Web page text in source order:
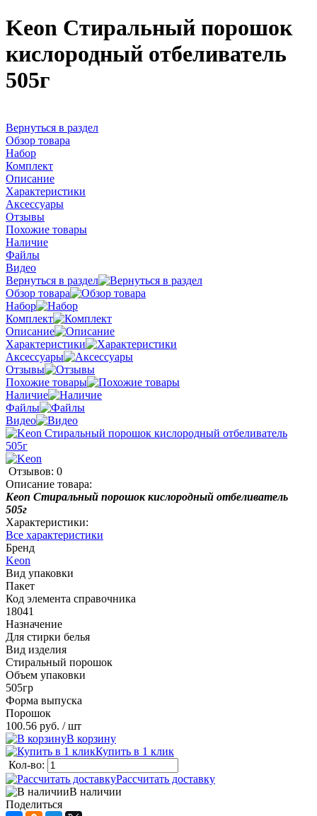
Keon Стиральный порошок
кислородный отбеливатель
505г
Вернуться в раздел
Обзор товара
Набор
Комплект
Описание
Характеристики
Аксессуары
Отзывы
Похожие товары
Наличие
Файлы
Видео
Вернуться в раздел
Обзор товара
Набор
Комплект
Описание
Характеристики
Аксессуары
Отзывы
Похожие товары
Наличие
Файлы
Видео
Отзывов: 0
Описание товара:
Keon Стиральный порошок кислородный отбеливатель
505г
Характеристики:
Все характеристики
Бренд
Keon
Вид упаковки
Пакет
Код элемента справочника
18041
Назначение
Для стирки белья
Вид изделия
Стиральный порошок
Объем упаковки
505гр
Форма выпуска
Порошок
100.56 руб. / шт
В корзину
Купить в 1 клик
Кол-во:
Рассчитать доставку
В наличии
Поделиться